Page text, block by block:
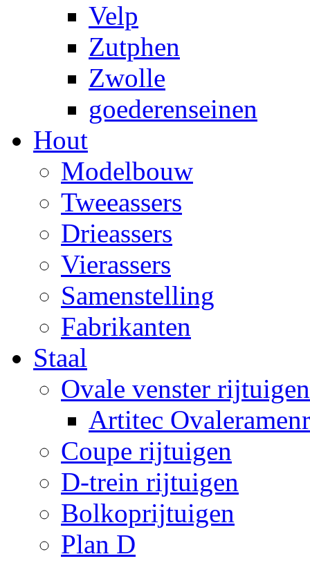
Velp
Zutphen
Zwolle
goederenseinen
Hout
Modelbouw
Tweeassers
Drieassers
Vierassers
Samenstelling
Fabrikanten
Staal
Ovale venster rijtuigen
Artitec
Coupe rijtuigen
D-trein rijtuigen
Bolkoprijtuigen
Plan D